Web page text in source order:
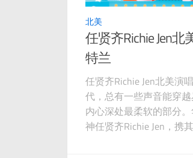
北美
任贤齐Richie Jen
特兰
任贤齐Richie Jen北美演
代，总有一些声音能穿
内心深处最柔软的部分
神任贤齐Richie Jen，携